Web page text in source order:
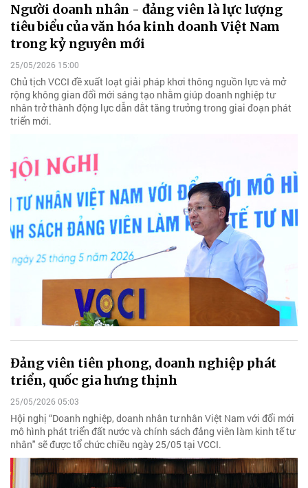
Người doanh nhân - đảng viên là lực lượng
tiêu biểu của văn hóa kinh doanh Việt Nam
trong kỷ nguyên mới
25/05/2026 15:00
Chủ tịch VCCI đề xuất loạt giải pháp khơi thông nguồn lực và mở
rộng không gian đổi mới sáng tạo nhằm giúp doanh nghiệp tư
nhân trở thành động lực dẫn dắt tăng trưởng trong giai đoạn phát
triển mới.
Đảng viên tiên phong, doanh nghiệp phát
triển, quốc gia hưng thịnh
25/05/2026 05:03
Hội nghị “Doanh nghiệp, doanh nhân tư nhân Việt Nam với đổi mới
mô hình phát triển đất nước và chính sách đảng viên làm kinh tế tư
nhân" sẽ được tổ chức chiều ngày 25/05 tại VCCI.